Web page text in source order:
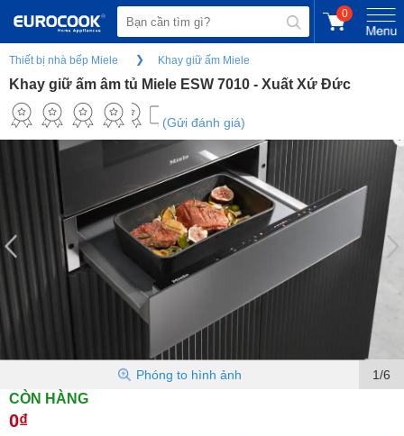
0
Thiết bị nhà bếp Miele Khay giữ ấm Miele
Khay giữ ấm âm tủ Miele ESW 7010 - Xuất Xứ Đức
(Gửi đánh giá)
1/6
Phóng to hình ảnh
CÒN HÀNG
0₫